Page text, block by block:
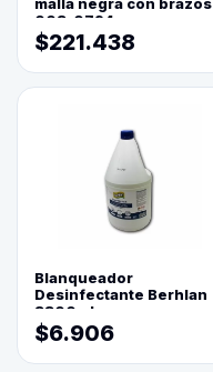
malla negra con brazos
003-0794
$221.438
Blanqueador
Desinfectante Berhlan
3800ml
$6.906